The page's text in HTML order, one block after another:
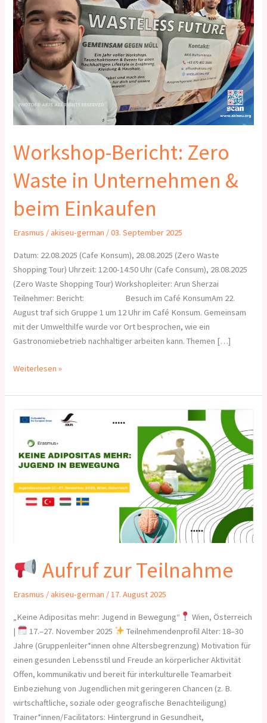
Workshop-Bericht: Zero
Waste in Unternehmen &
beim Einkaufen
Erasmus /akiseu-german /03. September 2025
Datum: 22.08.2025 (Cafe Konsum), 28.08.2025 (Zero Waste
Shopping Tour) Uhrzeit: 12:00-14:50 Uhr (Cafe Consum), 28.08.2025
(Zero Waste Shopping Tour) Workshopleiter: Arun Sherzai
Teilnehmer: Bericht: Besuch im Café KonsumAm 22.
August traf sich Gruppe 1 um 12 Uhr im Café Konsum. Gemeinsam
mit der Umwelthilfe wurde vor Ort besprochen, wie ein
Gastronomiebetrieb nachhaltiger arbeiten kann. Themen […]
&
beim
Einkaufen
Weiterlesen »
Aufruf zur Teilnahme
Erasmus /akiseu-german /17. August 2025
„Keine Adipositas mehr: Jugend in Bewegung“
Wien, Österreich
|
17.–27. November 2025
Teilnehmendenprofil Alter: 18–30
Jahre (Gruppenleiter*innen ohne Altersbegrenzung) Motivation für
einen gesunden Lebensstil und Freude an körperlicher Aktivität
Offen, kommunikativ und bereit für interkulturelle Teamarbeit
Einbeziehung von Jugendlichen mit geringeren Chancen (z. B.
wirtschaftliche, soziale oder geografische Benachteiligung)
Trainer*innen/Facilitators: Hintergrund in Gesundheit,
Teilnahme